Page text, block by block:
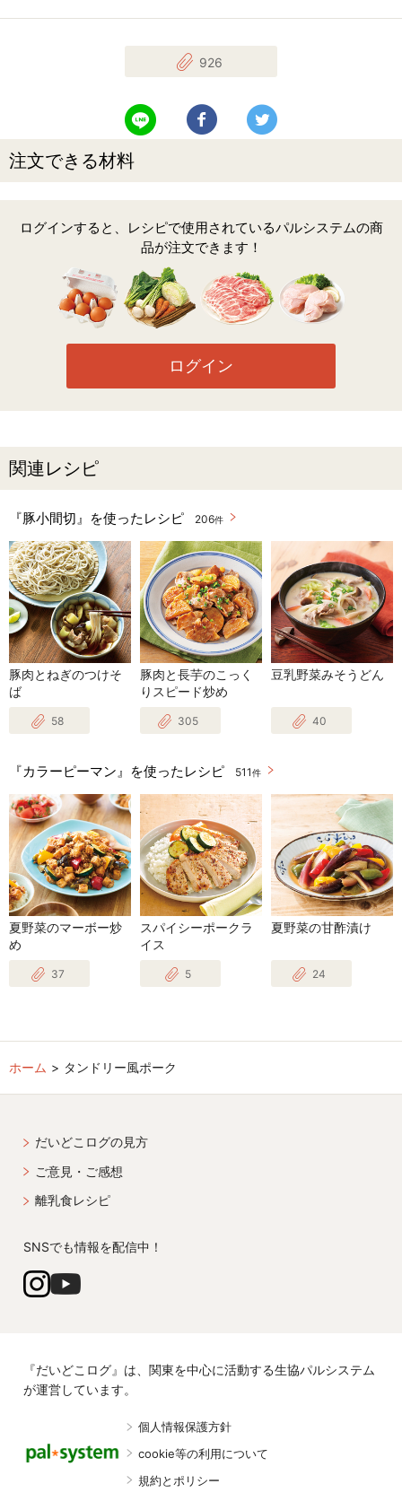
926
LINEで送る Facebookでシェアする
注文できる材料
ログインすると、レシピで使用されているパルシステムの商
品が注文できます！
ログイン
関連レシピ
『豚小間切』を使ったレシピ 206件
豚肉とねぎのつけそ
ば
58
豚肉と長芋のこっく
りスピード炒め
305
豆乳野菜みそうどん
40
『カラーピーマン』を使ったレシピ 511 件
夏野菜のマーボー炒
め
37
スパイシーポークラ
イス
5
夏野菜の甘酢漬け
24
ホーム タンドリー風ポーク
だいどこログの見方
ご意見・ご感想
離乳食レシピ
SNSでも情報を配信中！
『だいどこログ』は、関東を中心に活動する生協パルシステム
が運営しています。
個人情報保護方針
cookie等の利用について
規約とポリシー